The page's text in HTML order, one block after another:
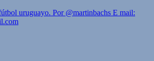
uruguayo. Por @martinbachs E mail: